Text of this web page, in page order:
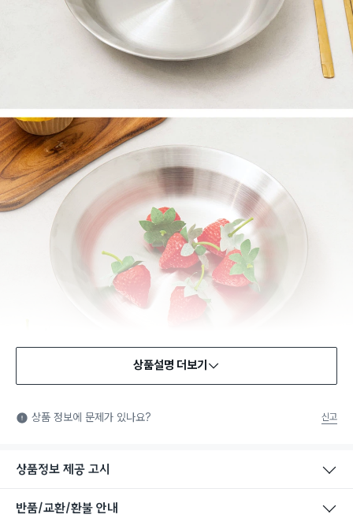
식품용 기구: 식품위생법에서 정한 규격에 따라 제조되어 식품 또
는 식품첨가물에 사용할 수 있는 식품용기구라는 표시입니다.
상품설명 더보기
상품 정보에 문제가 있나요? 신고
상품정보 제공 고시
반품/교환/환불 안내